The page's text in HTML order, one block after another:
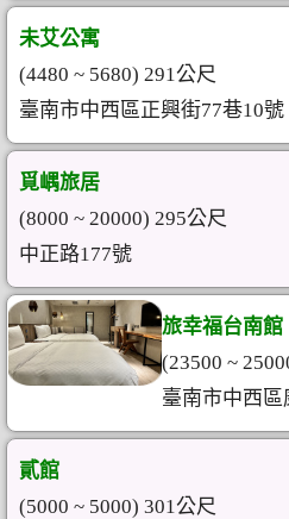
未艾公寓
(4480 ~ 5680) 291公尺
臺南市中西區正興街77巷10號
覓嵎旅居
(8000 ~ 20000) 295公尺
中正路177號
旅幸福台南館
(23500 ~
臺南市中西區
貳館
(5000 ~ 5000) 301公尺